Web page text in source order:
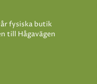
fysiska butik
till Hågavägen